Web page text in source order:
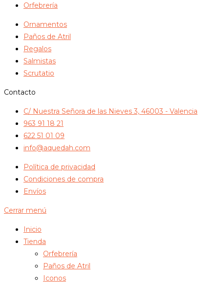
Orfebrería
Ornamentos
Paños de Atril
Regalos
Salmistas
Scrutatio
Contacto
C/ Nuestra Señora de las Nieves 3, 46003 - Valencia
963 91 18 21
622 51 01 09
info@aquedah.com
Política de privacidad
Condiciones de compra
Envíos
Cerrar menú
Inicio
Tienda
Orfebrería
Paños de Atril
Iconos